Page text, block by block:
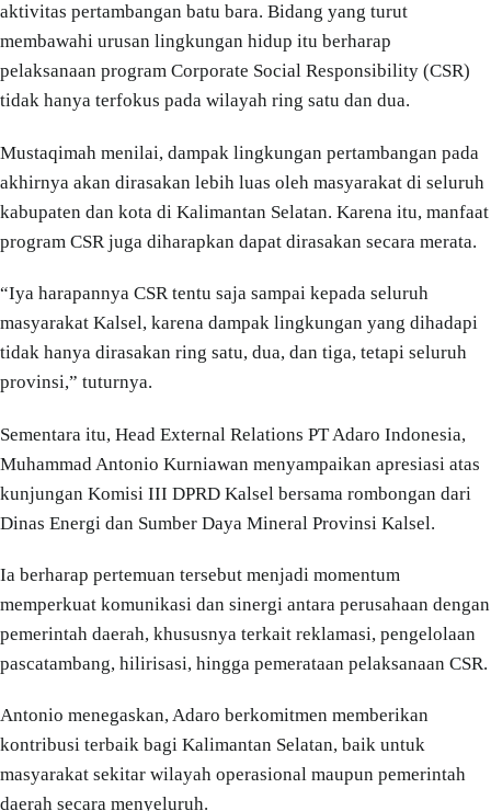
aktivitas pertambangan batu bara. Bidang yang turut
membawahi urusan lingkungan hidup itu berharap
pelaksanaan program Corporate Social Responsibility (CSR)
tidak hanya terfokus pada wilayah ring satu dan dua.
Mustaqimah menilai, dampak lingkungan pertambangan pada
akhirnya akan dirasakan lebih luas oleh masyarakat di seluruh
kabupaten dan kota di Kalimantan Selatan. Karena itu, manfaat
program CSR juga diharapkan dapat dirasakan secara merata.
“Iya harapannya CSR tentu saja sampai kepada seluruh
masyarakat Kalsel, karena dampak lingkungan yang dihadapi
tidak hanya dirasakan ring satu, dua, dan tiga, tetapi seluruh
provinsi,” tuturnya.
Sementara itu, Head External Relations PT Adaro Indonesia,
Muhammad Antonio Kurniawan menyampaikan apresiasi atas
kunjungan Komisi III DPRD Kalsel bersama rombongan dari
Dinas Energi dan Sumber Daya Mineral Provinsi Kalsel.
Ia berharap pertemuan tersebut menjadi momentum
memperkuat komunikasi dan sinergi antara perusahaan dengan
pemerintah daerah, khususnya terkait reklamasi, pengelolaan
pascatambang, hilirisasi, hingga pemerataan pelaksanaan CSR.
Antonio menegaskan, Adaro berkomitmen memberikan
kontribusi terbaik bagi Kalimantan Selatan, baik untuk
masyarakat sekitar wilayah operasional maupun pemerintah
daerah secara menyeluruh.